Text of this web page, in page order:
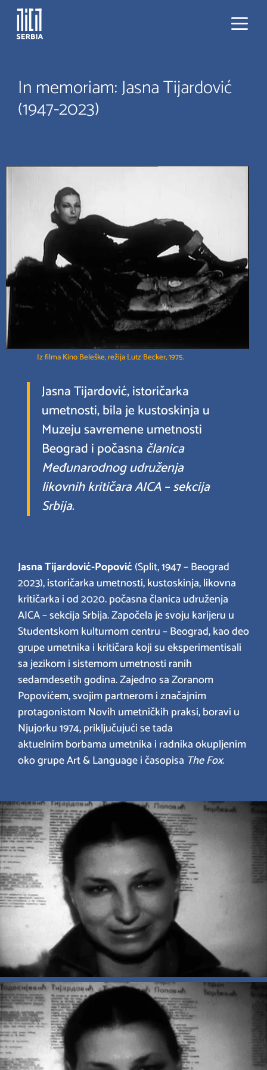
Skip
content
In memoriam: Jasna Tijardović
(1947-2023)
Iz filma Kino Beleške, režija Lutz Becker, 1975.
Jasna Tijardović, istoričarka
umetnosti, bila je kustoskinja u
Muzeju savremene umetnosti
Beograd i počasnačlanica
Međunarodnog udruženja
likovnih kritičara AICA – sekcija
Srbija.
Jasna Tijardović-Popović (Split, 1947 – Beograd
2023), istoričarka umetnosti, kustoskinja, likovna
kritičarka i od 2020. počasna članica udruženja
AICA – sekcija Srbija. Započela je svoju karijeru u
Studentskom kulturnom centru – Beograd, kao deo
grupe umetnika i kritičara koji su eksperimentisali
sa jezikom i sistemom umetnosti ranih
sedamdesetih godina. Zajedno sa Zoranom
Popovićem, svojim partnerom i značajnim
protagonistom Novih umetničkih praksi, boravi u
Njujorku 1974, priključujući se tada
aktuelnim borbama umetnika i radnika okupljenim
oko grupe Art & Language i časopisa The Fox.